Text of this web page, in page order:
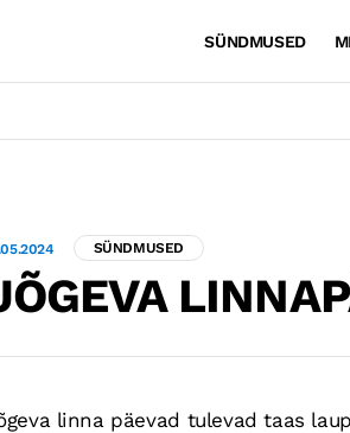
SÜNDMUSED
SÜNDMUSED
linna päevad tulevad taas